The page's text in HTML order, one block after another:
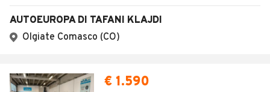
AUTOEUROPA DI TAFANI KLAJDI
Olgiate Comasco (CO)
€ 1.590